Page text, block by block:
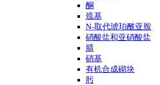
酮
巯基
N-取代琥珀酰亚胺
硝酸盐和亚硝酸盐
腈
硝基
有机合成砌块
肟